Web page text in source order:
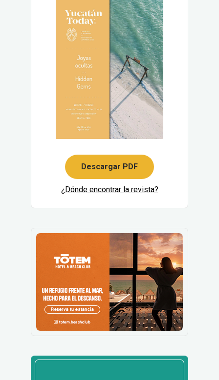
Descargar PDF
¿Dónde encontrar la revista?